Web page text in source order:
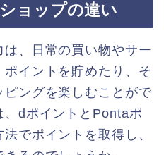
ョップの違い
、日常の買い物やサー
イントを貯めたり、そ
ングを楽しむことがで
、dポイントとPontaポ
でポイントを取得し、